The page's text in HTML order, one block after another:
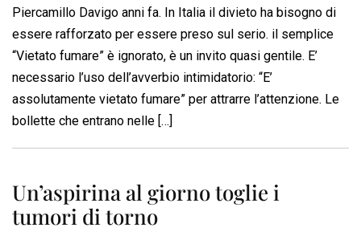
Piercamillo Davigo anni fa. In Italia il divieto ha bisogno di
essere rafforzato per essere preso sul serio. il semplice
“Vietato fumare” è ignorato, è un invito quasi gentile. E’
necessario l’uso dell’avverbio intimidatorio: “E’
assolutamente vietato fumare” per attrarre l’attenzione. Le
bollette che entrano nelle […]
Un’aspirina al giorno toglie i
tumori di torno